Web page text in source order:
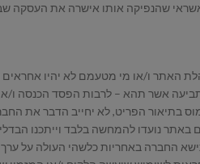
שהנפיקה אותו אישרה את העסקה
האתר ו/או מי מטעמם לא יהיו
אשר תהא – לרבות הפסד הכנסה ו/